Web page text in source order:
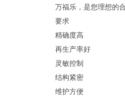
万福乐，是您理想的
要求
精确度高
再生产率好
灵敏控制
结构紧密
维护方便